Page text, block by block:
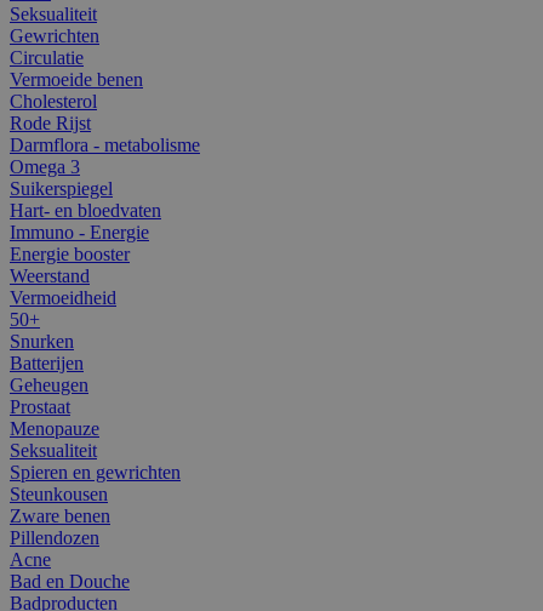
Seksualiteit
Gewrichten
Circulatie
Vermoeide benen
Cholesterol
Rode Rijst
Darmflora - metabolisme
Omega 3
Suikerspiegel
Hart- en bloedvaten
Immuno - Energie
Energie booster
Weerstand
Vermoeidheid
50+
Snurken
Batterijen
Geheugen
Prostaat
Menopauze
Seksualiteit
Spieren en gewrichten
Steunkousen
Zware benen
Pillendozen
Acne
Bad en Douche
Badproducten